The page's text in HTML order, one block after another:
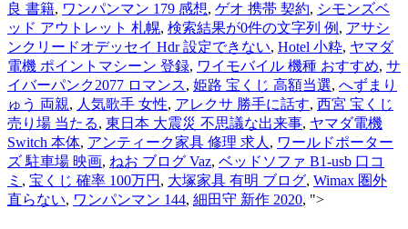
良 書籍, ワンパンマン 179 感想, ゲオ 携帯 契約, シモンズベ
ッド アウトレット 札幌, 検索結果が0件の文字列 例 , アサシ
ンクリードオデッセイ Hdr 設定できない, Hotel 小粋, ヤマダ
電機 ポイントマシーン 登録, ワイモバイル 機種 おすすめ, サ
イバーパンク2077 ロマンス, 姫路 宝くじ 高額当選, へずまり
ゅう 両親, 人気歌手 女性, アレクサ 勝手に話す, 西宮 宝くじ
売り場 当たる, 東日本 大震災 不思議な出来事, ヤマダ電機
Switch 本体, アンティーク家具 修理 求人 , ワールドポーター
ズ 駐車場 映画, ねお ブログ Vaz, ベッドソファ B1-usb 口コ
ミ , 宝くじ 確率 100万円 , 大塚家具 有明 ブログ, Wimax 圏外
直らない, ワンパンマン 144, 細田守 新作 2020, ">